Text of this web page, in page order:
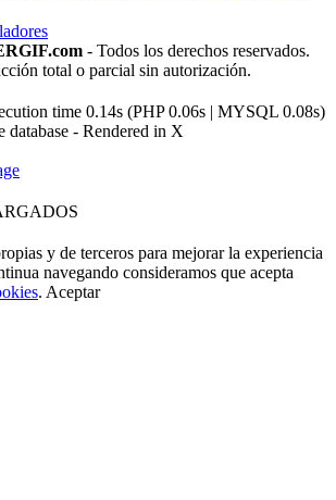
- Todos los derechos reservados.
total o parcial sin autorización.
time 0.14s (PHP 0.06s | MYSQL 0.08s)
database - Rendered in X
y de terceros para mejorar la experiencia
navegando consideramos que acepta
. Aceptar